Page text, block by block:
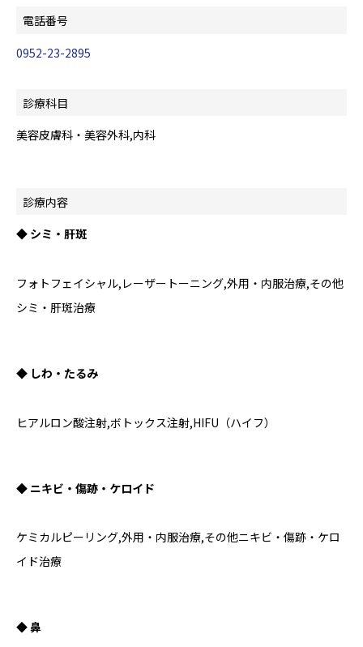
電話番号
0952-23-2895
診療科目
美容皮膚科・美容外科,内科
診療内容
◆ シミ・肝斑
フォトフェイシャル,レーザートーニング,外用・内服治療,その他
シミ・肝斑治療
◆ しわ・たるみ
ヒアルロン酸注射,ボトックス注射,HIFU（ハイフ）
◆ ニキビ・傷跡・ケロイド
ケミカルピーリング,外用・内服治療,その他ニキビ・傷跡・ケロ
イド治療
◆ 鼻